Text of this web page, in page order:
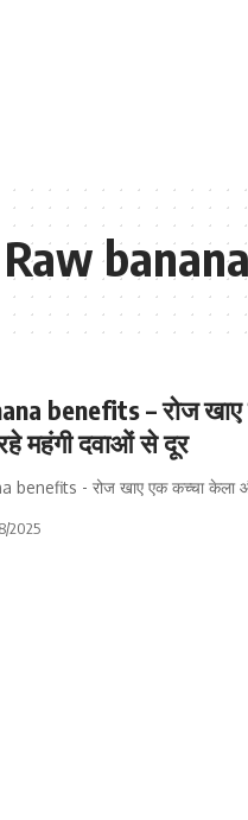
Raw banana
benefits – रोज
महंगी दवाओं से दूर
benefits - रोज खाए एक कच्चा केला
2025